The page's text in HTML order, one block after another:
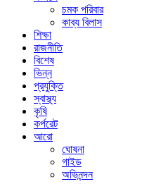
চমক পরিবার
কাব্য বিলাস
শিক্ষা
রাজনীতি
বিশেষ
ভিন্ন
প্রযুক্তি
স্বাস্থ্য
কৃষি
কর্পরেট
আরো
ঘোষনা
গাইড
অভিনন্দন